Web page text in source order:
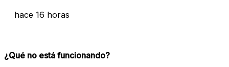
hace 16 horas
¿Qué no está funcionando?